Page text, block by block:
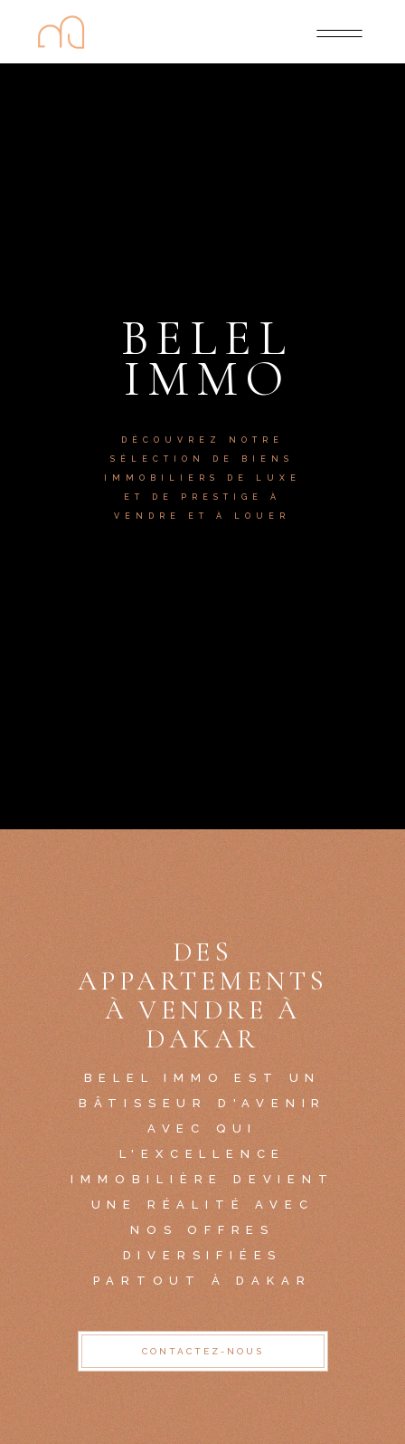
BELEL
IMMO
DÉCOUVREZ NOTRE
SÉLECTION DE BIENS
IMMOBILIERS DE LUXE
ET DE PRESTIGE À
VENDRE ET À LOUER
DES
APPARTEMENTS
À VENDRE À
DAKAR
BELEL IMMO EST UN
BÂTISSEUR D'AVENIR
AVEC QUI
L'EXCELLENCE
IMMOBILIÈRE DEVIENT
UNE RÉALITÉ AVEC
NOS OFFRES
DIVERSIFIÉES
PARTOUT À DAKAR
CONTACTEZ-NOUS